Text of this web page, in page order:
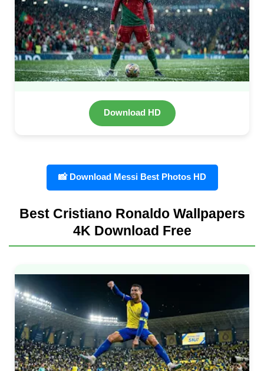
Download HD
📸 Download Messi Best Photos HD
Best Cristiano Ronaldo Wallpapers
4K Download Free